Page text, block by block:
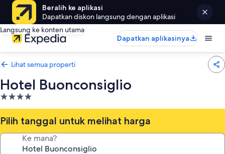
Beralih ke aplikasi
Dapatkan diskon langsung dengan aplikasi
Langsung ke konten utama
Dapatkan aplikasinya
Lihat semua properti
Hotel Buonconsiglio
Properti
bintang
4.0
Pilih tanggal untuk melihat harga
Ke mana?